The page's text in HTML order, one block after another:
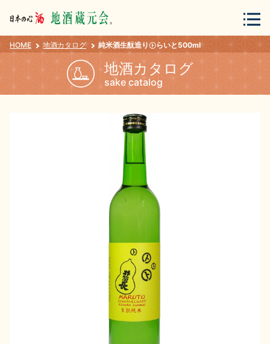
会員登録 ログイン
地酒カタログ
地酒解体新書
HOME 地酒カタログ 純米酒生酛造り㋣らいと500ml
地酒カタログ
sake catalog